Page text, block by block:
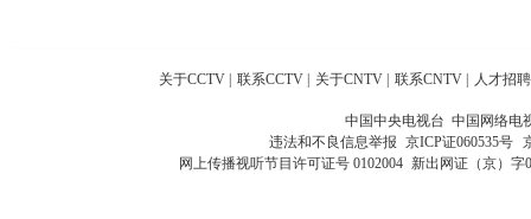
关于CCTV 联系CCTV 关于CNTV 联系CNTV 人才招聘
中国中央电视台 中国网络电
违法和不良信息举报 京ICP证060535号
网上传播视听节目许可证号 0102004 新出网证（京）